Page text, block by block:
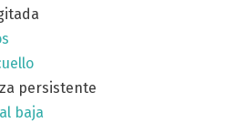
persistente
baja